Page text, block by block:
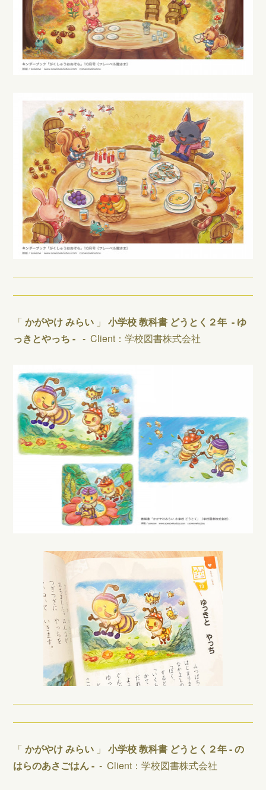
「かがやけ みらい 」 小学校 教科書 どうとく２年 - ゆ
っきとやっち -- Client：学校図書株式会社
「かがやけ みらい 」小学校 教科書 どうとく２年 - の
はらのあさごはん -- Client：学校図書株式会社